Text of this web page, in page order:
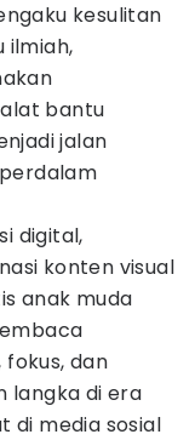
kesulitan
ilmiah,
bantu
jalan
digital,
konten visual
anak muda
dan
langka di era
di media sosial